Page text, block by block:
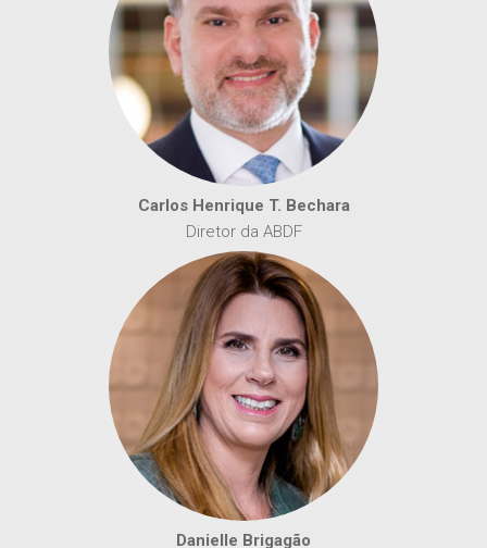
Carlos Henrique T. Bechara
Diretor da ABDF
Danielle Brigagão